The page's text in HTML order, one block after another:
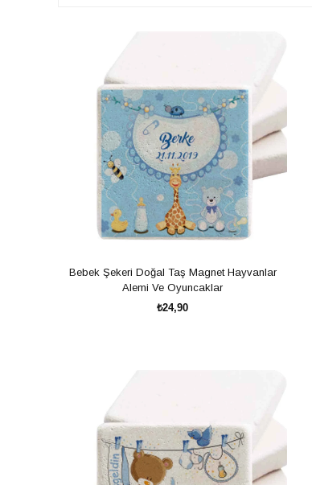
Bebek Şekeri Doğal Taş Magnet Hayvanlar
Alemi Ve Oyuncaklar
₺24,90